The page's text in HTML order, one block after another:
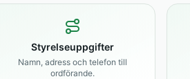
Styrelseuppgifter
Namn, adress och telefon till
ordförande.